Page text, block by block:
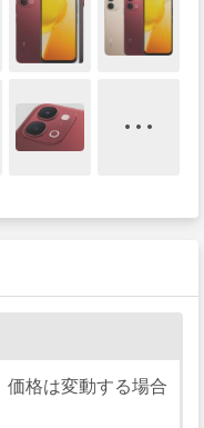
価格は変動する場合